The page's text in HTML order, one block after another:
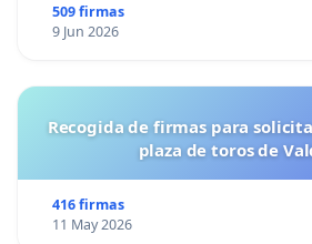
509 firmas
9 Jun 2026
Recogida de firmas para
plaza de toros de
416 firmas
11 May 2026